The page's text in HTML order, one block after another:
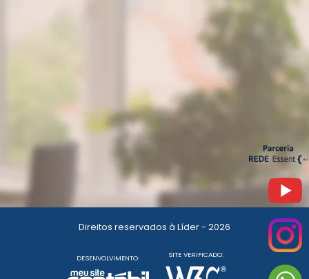
Direitos reservados à Líder - 2026
DESENVOLVIMENTO: SITE VERIFICADO: